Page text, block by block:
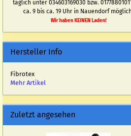
täglich unter 034603169030 bzw.
ca. 9 bis ca. 19 Uhr in Nauendorf
Wir haben KEINEN Laden!
Hersteller Info
Fibrotex
Mehr Artikel
Zuletzt angesehen